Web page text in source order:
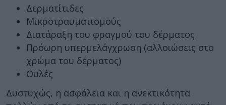
Δερματίτιδες
Μικροτραυματισμούς
Διατάραξη του φραγμού του δέρματος
Πρόωρη υπερμελάγχρωση (αλλοιώσεις στο
χρώμα του δέρματος)
Ουλές
Δυστυχώς, η ασφάλεια και η ανεκτικότητα